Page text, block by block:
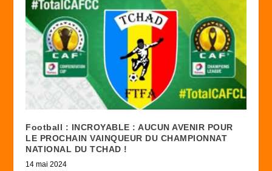
Football : INCROYABLE : AUCUN AVENIR POUR
LE PROCHAIN VAINQUEUR DU CHAMPIONNAT
NATIONAL DU TCHAD !
14 mai 2024